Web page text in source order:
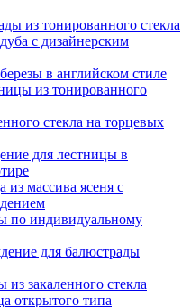
из тонированного стекла
с дизайнерским
в английском стиле
из тонированного
стекла на торцевых
для лестницы в
из массива ясеня с
по индивидуальному
для балюстрады
закаленного стекла
открытого типа